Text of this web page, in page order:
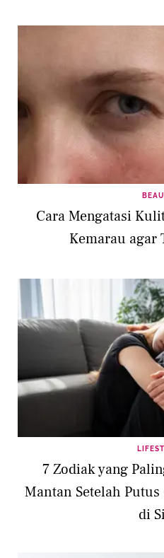
Cara Mengatasi
Kemarau agar
7 Zodiak yang
Mantan Setelah
di